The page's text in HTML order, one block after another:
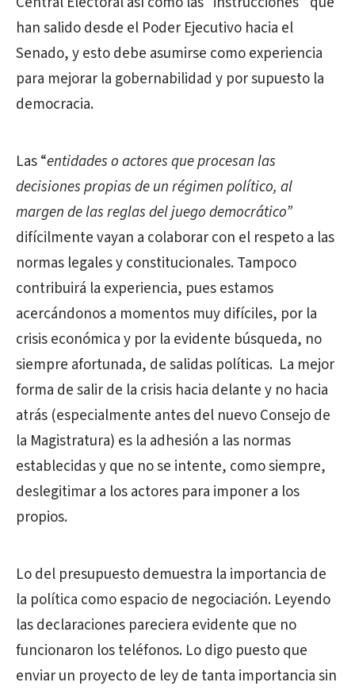
han salido desde el Poder Ejecutivo hacia el
Senado, y esto debe asumirse como experiencia
para mejorar la gobernabilidad y por supuesto la
democracia.
Las “entidades o actores que procesan las
decisiones propias de un régimen político, al
margen de las reglas del juego democrático”
difícilmente vayan a colaborar con el respeto a las
normas legales y constitucionales. Tampoco
contribuirá la experiencia, pues estamos
acercándonos a momentos muy difíciles, por la
crisis económica y por la evidente búsqueda, no
siempre afortunada, de salidas políticas. La mejor
forma de salir de la crisis hacia delante y no hacia
atrás (especialmente antes del nuevo Consejo de
la Magistratura) es la adhesión a las normas
establecidas y que no se intente, como siempre,
deslegitimar a los actores para imponer a los
propios.
Lo del presupuesto demuestra la importancia de
la política como espacio de negociación. Leyendo
las declaraciones pareciera evidente que no
funcionaron los teléfonos. Lo digo puesto que
enviar un proyecto de ley de tanta importancia sin